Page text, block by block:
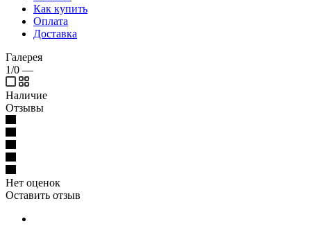
Как купить
Оплата
Доставка
Галерея
1/0 —
Наличие
Отзывы
Нет оценок
Оставить отзыв